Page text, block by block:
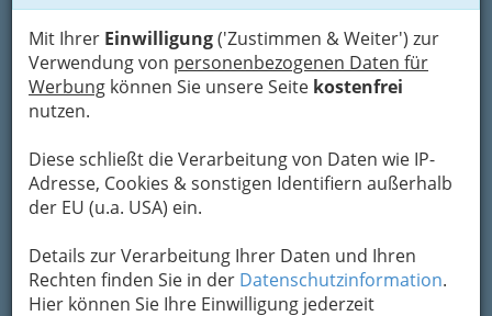
Mit Ihrer Einwilligung('Zustimmen & Weiter') zur
Verwendung von personenbezogenen Daten für
Werbung können Sie unsere Seite kostenfrei
nutzen.
Diese schließt die Verarbeitung von Daten wie IP-
Adresse, Cookies & sonstigen Identifiern außerhalb
der EU (u.a. USA) ein.
Details zur Verarbeitung Ihrer Daten und Ihren
Rechten finden Sie in der Datenschutzinformation.
Hier können Sie Ihre Einwilligung jederzeit
Karte
Adresse mit Google Maps anschauen